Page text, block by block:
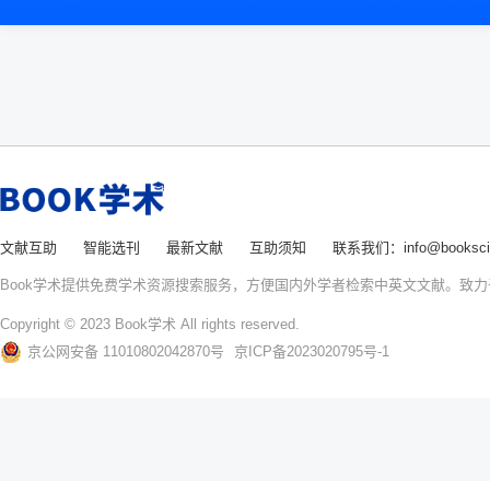
文献互助 智能选刊 最新文献 互助须知 联系我们：
Book学术提供免费学术资源搜索服务，方便国内外学者检索中英文文献。致
Copyright © 2023 Book学术 All rights reserved.
京公网安备 11010802042870号
京ICP备2023020795号-1